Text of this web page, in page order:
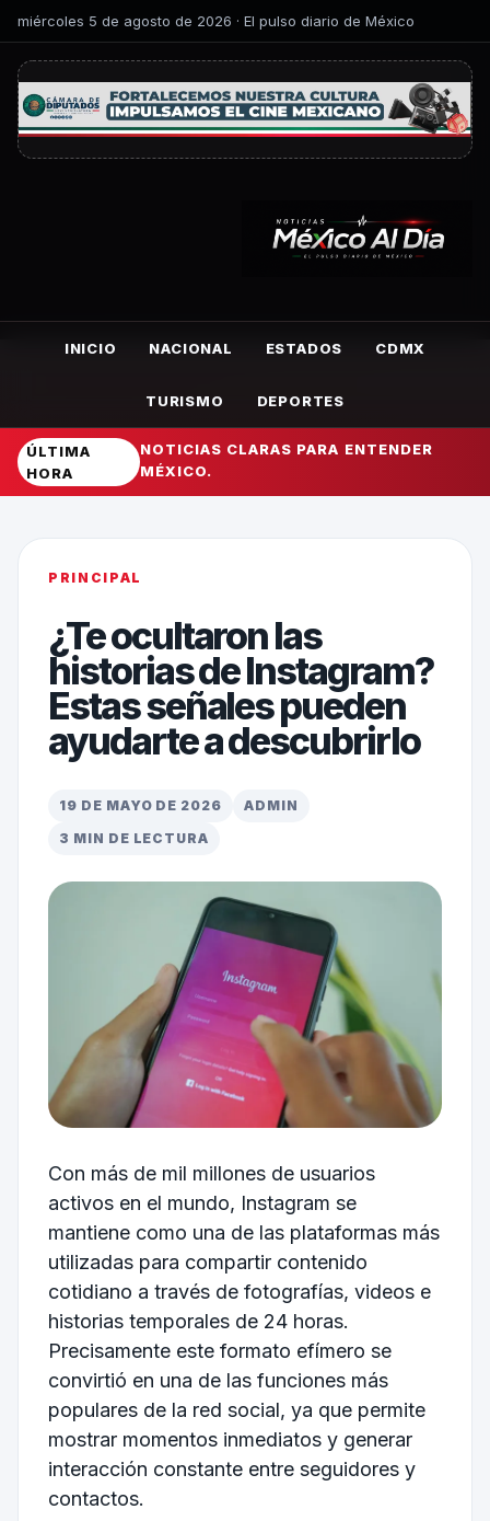
miércoles 5 de agosto de 2026 · El pulso diario de México
INICIO NACIONAL ESTADOS CDMX
TURISMO DEPORTES
ÚLTIMA
HORA
NOTICIAS CLARAS PARA ENTENDER
MÉXICO.
PRINCIPAL
¿Te ocultaron las
historias de Instagram?
Estas señales pueden
ayudarte a descubrirlo
19 DE MAYO DE 2026
ADMIN
3 MIN DE LECTURA
Con más de mil millones de usuarios
activos en el mundo, Instagram se
mantiene como una de las plataformas más
utilizadas para compartir contenido
cotidiano a través de fotografías, videos e
historias temporales de 24 horas.
Precisamente este formato efímero se
convirtió en una de las funciones más
populares de la red social, ya que permite
mostrar momentos inmediatos y generar
interacción constante entre seguidores y
contactos.